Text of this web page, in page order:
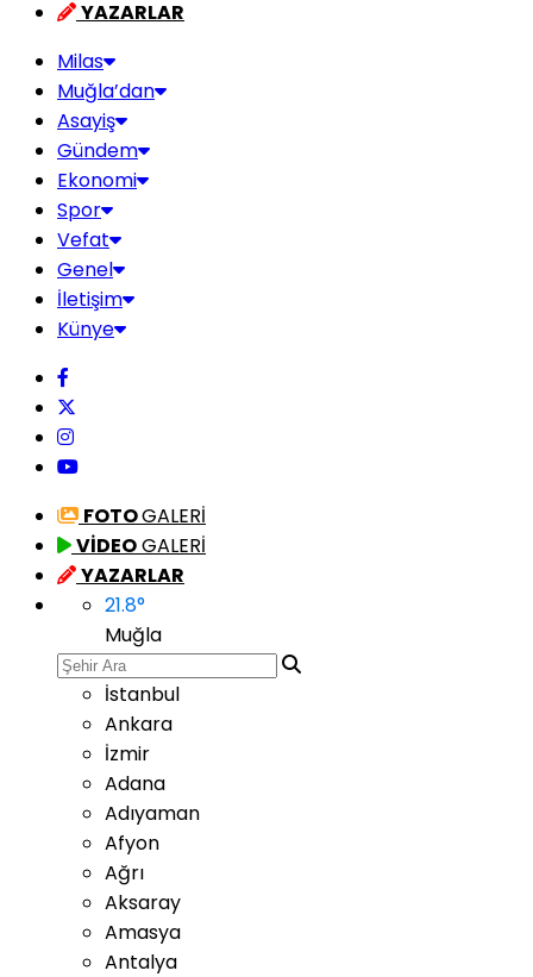
YAZARLAR
Milas
Muğla’dan
Asayiş
Gündem
Ekonomi
Spor
Vefat
Genel
İletişim
Künye
FOTOGALERİ
VİDEOGALERİ
YAZARLAR
21.8°
Muğla
İstanbul
Ankara
İzmir
Adana
Adıyaman
Afyon
Ağrı
Aksaray
Amasya
Antalya